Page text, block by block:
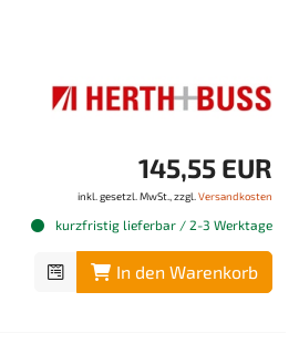
145,55 EUR
inkl. gesetzl. MwSt., zzgl. Versandkosten
kurzfristig lieferbar / 2-3 Werktage
In den Warenkorb